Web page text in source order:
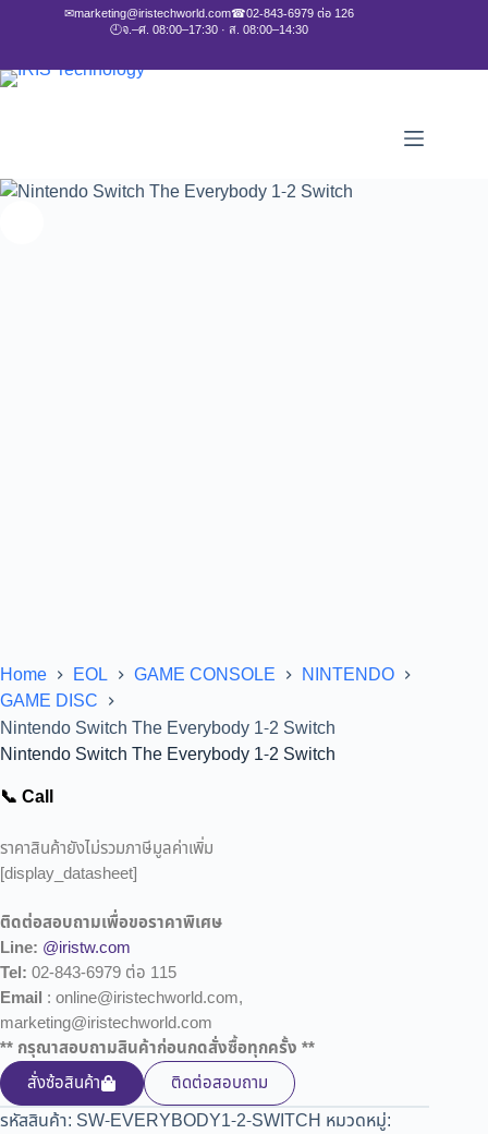
✉marketing@iristechworld.com☎02-843-6979 ต่อ 126
🕘จ.–ศ. 08:00–17:30 · ส. 08:00–14:30
Home EOL GAME CONSOLE
NINTENDO
GAME DISC
Nintendo Switch The Everybody 1-2 Switch
Nintendo Switch The Everybody 1-2 Switch
📞 Call
ราคาสินค้ายังไม่รวมภาษีมูลค่าเพิ่ม
[display_datasheet]
ติดต่อสอบถามเพื่อขอราคาพิเศษ
Line: @iristw.com
Tel: 02-843-6979 ต่อ 115
Email : online@iristechworld.com,
marketing@iristechworld.com
** กรุณาสอบถามสินค้าก่อนกดสั่งซื้อทุกครั้ง **
สั่งซ้อสินค้า
ติดต่อสอบถาม
รหัสสินค้า: SW-EVERYBODY1-2-SWITCH หมวดหมู่: